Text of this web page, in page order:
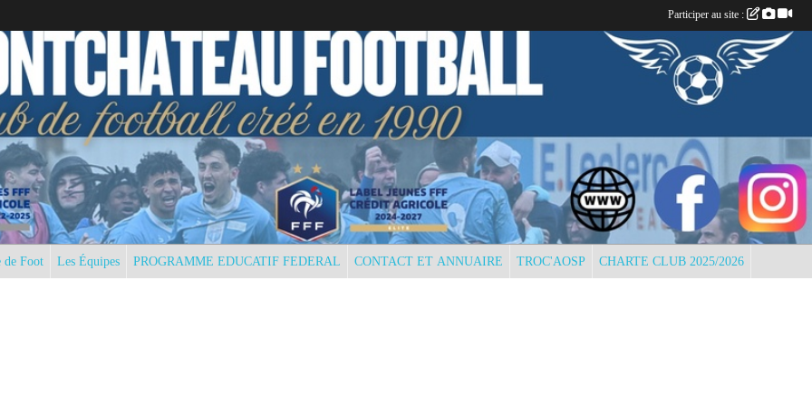
de Foot Les Équipes PROGRAMME EDUCATIF FEDERAL CONTACT ET ANNUAIRE TROC'AOSP CHARTE CLUB 2025/2026
Participer au site :